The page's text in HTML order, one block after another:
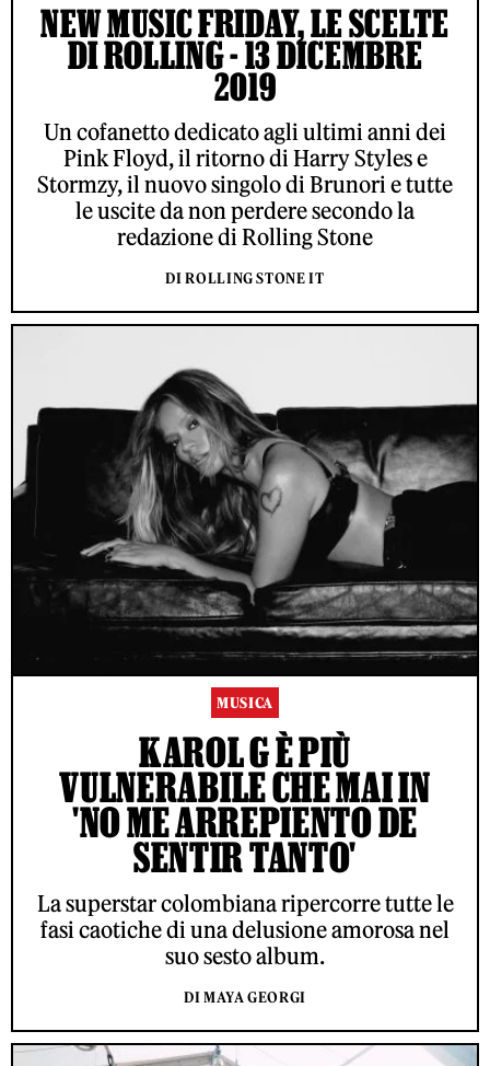
NEW MUSIC FRIDAY, LE SCELTE
DI ROLLING - 13 DICEMBRE
2019
Un cofanetto dedicato agli ultimi anni dei
Pink Floyd, il ritorno di Harry Styles e
Stormzy, il nuovo singolo di Brunori e tutte
le uscite da non perdere secondo la
redazione di Rolling Stone
DI ROLLING STONE IT
MUSICA
KAROL G È PIÙ
VULNERABILE CHE MAI IN
'NO ME ARREPIENTO DE
SENTIR TANTO'
La superstar colombiana ripercorre tutte le
fasi caotiche di una delusione amorosa nel
suo sesto album.
DI MAYA GEORGI